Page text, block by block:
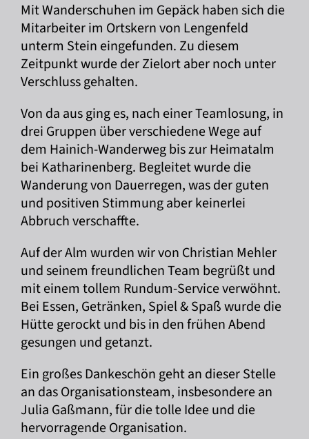
Mit Wanderschuhen im Gepäck haben sich die
Mitarbeiter im Ortskern von Lengenfeld
unterm Stein eingefunden. Zu diesem
Zeitpunkt wurde der Zielort aber noch unter
Verschluss gehalten.
Von da aus ging es, nach einer Teamlosung, in
drei Gruppen über verschiedene Wege auf
dem Hainich-Wanderweg bis zur Heimatalm
bei Katharinenberg. Begleitet wurde die
Wanderung von Dauerregen, was der guten
und positiven Stimmung aber keinerlei
Abbruch verschaffte.
Auf der Alm wurden wir von Christian Mehler
und seinem freundlichen Team begrüßt und
mit einem tollem Rundum-Service verwöhnt.
Bei Essen, Getränken, Spiel & Spaß wurde die
Hütte gerockt und bis in den frühen Abend
gesungen und getanzt.
Ein großes Dankeschön geht an dieser Stelle
an das Organisationsteam, insbesondere an
Julia Gaßmann, für die tolle Idee und die
hervorragende Organisation.